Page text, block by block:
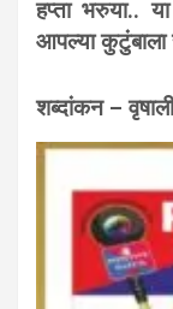
हप्ता भरुया..
आपल्या कुटुंबाला
शब्दांकन – वृषाली